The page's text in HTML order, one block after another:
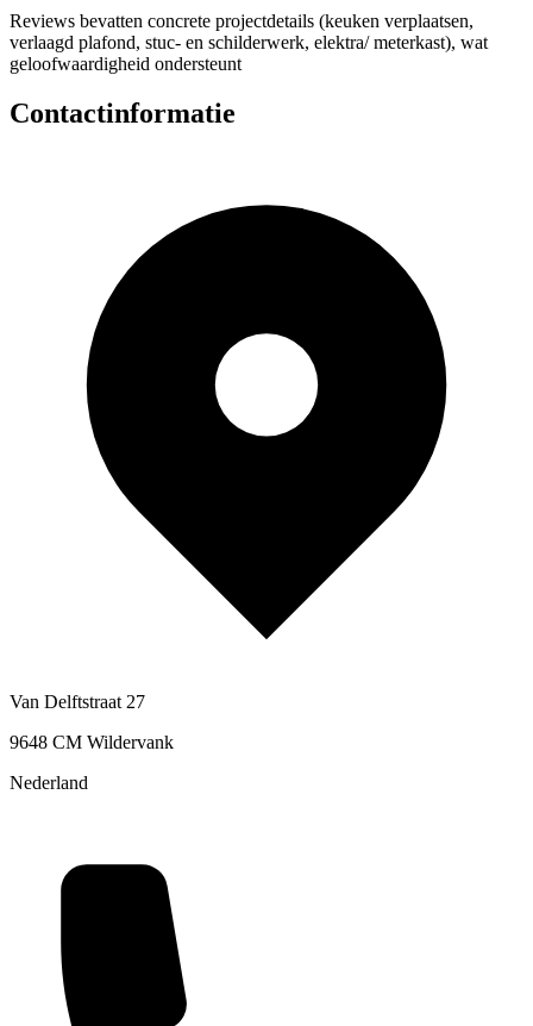
Reviews bevatten concrete projectdetails (keuken verplaatsen,
verlaagd plafond, stuc- en schilderwerk, elektra/ meterkast), wat
geloofwaardigheid ondersteunt
Contactinformatie
Van Delftstraat 27
9648 CM Wildervank
Nederland